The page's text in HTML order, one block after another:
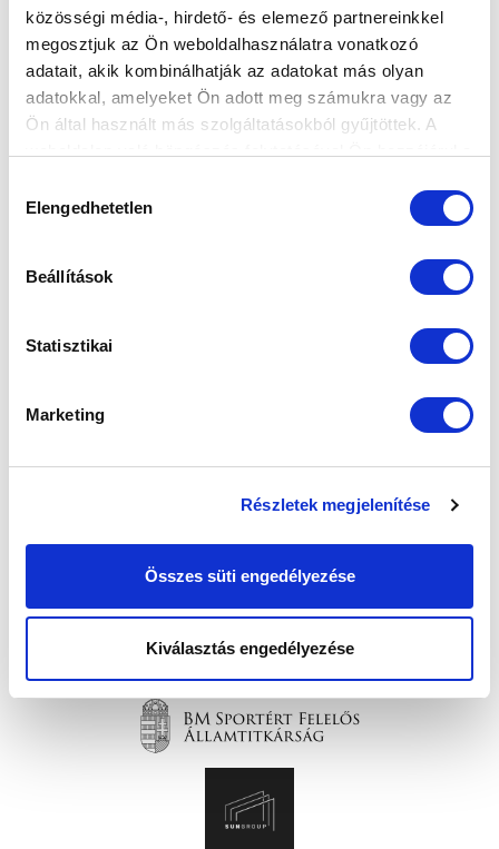
közösségi média-, hirdető- és elemező partnereinkkel
megosztjuk az Ön weboldalhasználatra vonatkozó
adatait, akik kombinálhatják az adatokat más olyan
adatokkal, amelyeket Ön adott meg számukra vagy az
Ön által használt más szolgáltatásokból gyűjtöttek. A
kiválasztása
Elengedhetetlen
Beállítások
Statisztikai
Marketing
Részletek megjelenítése
Összes süti engedélyezése
Kiválasztás engedélyezése
Elfogadom az Adatvédelmi tájékoztatót
FELIRATKOZOM